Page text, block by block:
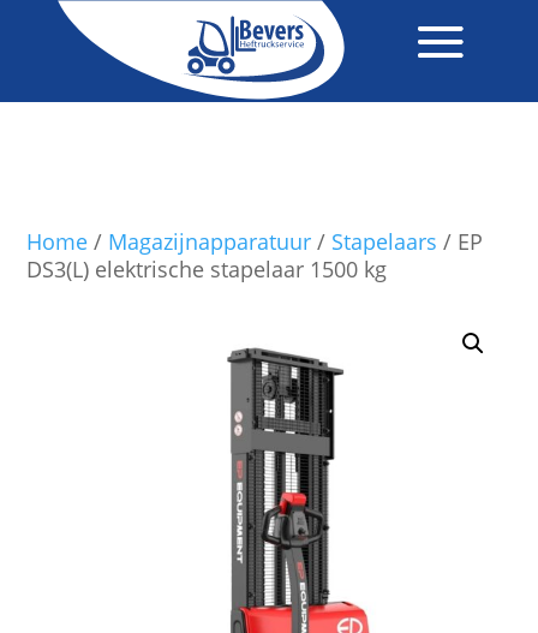
Home / Magazijnapparatuur / Stapelaars / EP
DS3(L) elektrische stapelaar 1500 kg